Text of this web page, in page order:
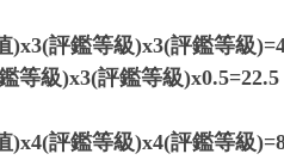
)x3(評鑑等級)x3(評鑑等級)=
等級)x3(評鑑等級)x0.5=22.5
)x4(評鑑等級)x4(評鑑等級)=